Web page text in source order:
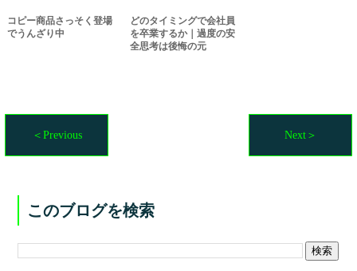
コピー商品さっそく登場
でうんざり中
どのタイミングで会社員
を卒業するか｜過度の安
全思考は後悔の元
＜Previous Next＞
このブログを検索